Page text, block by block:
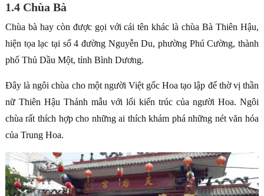
1.4 Chùa Bà
Chùa bà hay còn được gọi với cái tên khác là chùa Bà Thiên Hậu,
hiện tọa lạc tại số 4 đường Nguyễn Du, phường Phú Cường, thành
phố Thủ Dầu Một, tỉnh Bình Dương.
Đây là ngôi chùa cho một người Việt gốc Hoa tạo lập để thờ vị thần
nữ Thiên Hậu Thánh mẫu với lối kiến trúc của người Hoa. Ngôi
chùa rất thích hợp cho những ai thích khám phá những nét văn hóa
của Trung Hoa.